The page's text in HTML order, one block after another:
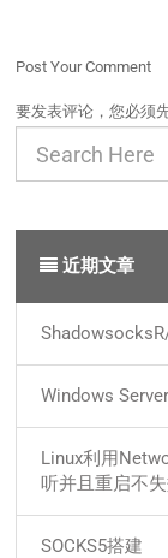
Post Your Comment
要发表评论，您必须
近期文章
Windows
Linux利用
听并且重启不
SOCKS5搭建